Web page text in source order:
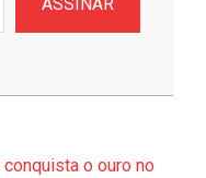
conquista o ouro no